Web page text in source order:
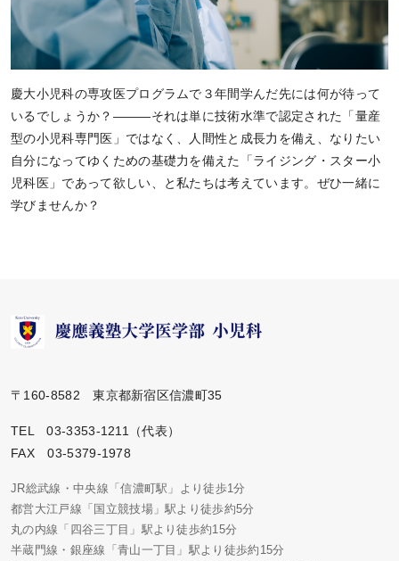
慶大小児科の専攻医プログラムで３年間学んだ先には何が待って
いるでしょうか？―――それは単に技術水準で認定された「量産
型の小児科専門医」ではなく、人間性と成長力を備え、なりたい
自分になってゆくための基礎力を備えた「ライジング・スター小
児科医」であって欲しい、と私たちは考えています。ぜひ一緒に
学びませんか？
〒160-8582 東京都新宿区信濃町35
TEL 03-3353-1211（代表）
FAX 03-5379-1978
JR総武線・中央線「信濃町駅」より徒歩1分
都営大江戸線「国立競技場」駅より徒歩約5分
丸の内線「四谷三丁目」駅より徒歩約15分
半蔵門線・銀座線「青山一丁目」駅より徒歩約15分